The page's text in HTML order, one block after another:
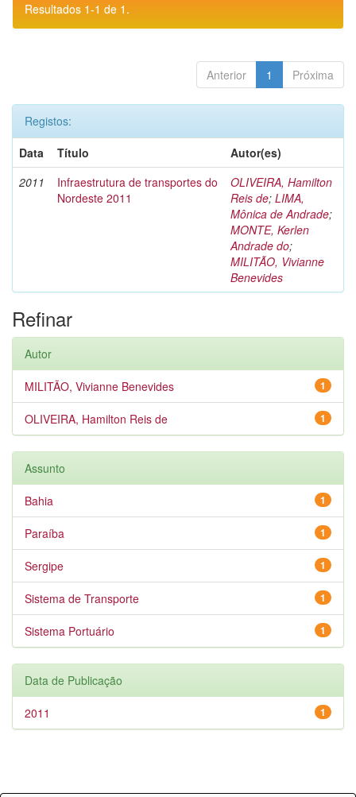
Resultados 1-1 de 1.
Anterior 1 Próxima
Registos:
Data
Título
Autor(es)
2011
Infraestrutura de transportes do
Nordeste 2011
OLIVEIRA, Hamilton
Reis de; LIMA,
Mônica de Andrade;
MONTE, Kerlen
Andrade do;
MILITÃO, Vivianne
Benevides
Refinar
Autor
1
MILITÃO, Vivianne Benevides
1
OLIVEIRA, Hamilton Reis de
Assunto
1
Bahia
1
Paraíba
1
Sergipe
1
Sistema de Transporte
1
Sistema Portuário
Data de Publicação
1
2011